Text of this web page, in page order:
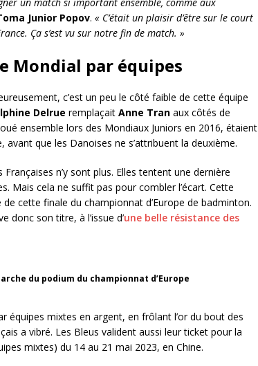
Junior Popov. « C’était un plaisir d’être sur le court
Ça s’est vu sur notre fin de match. »
Mondial par équipes
c’est un peu le côté faible de cette équipe
Delrue remplaçait Anne Tran aux côtés de
ensemble lors des Mondiaux Juniors en 2016, étaient
que les Danoises ne s’attribuent la deuxième.
n’y sont plus. Elles tentent une dernière
Mais cela ne suffit pas pour combler l’écart. Cette
cette finale du championnat d’Europe de badminton.
donc son titre, à l’issue d’une belle résistance des
du podium du championnat d’Europe
équipes mixtes en argent, en frôlant l’or du bout des
a vibré. Les Bleus valident aussi leur ticket pour la
mixtes) du 14 au 21 mai 2023, en Chine.